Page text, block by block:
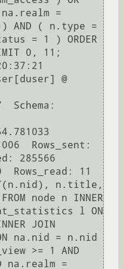
=
AND ( n.type =
= 1 ) ORDER
0, 11;
@
Schema:
Rows_sent:
285566
Rows_read: 11
n.title,
node n INNER
l ON
JOIN
na.nid = n.nid
>= 1 AND
na.realm =